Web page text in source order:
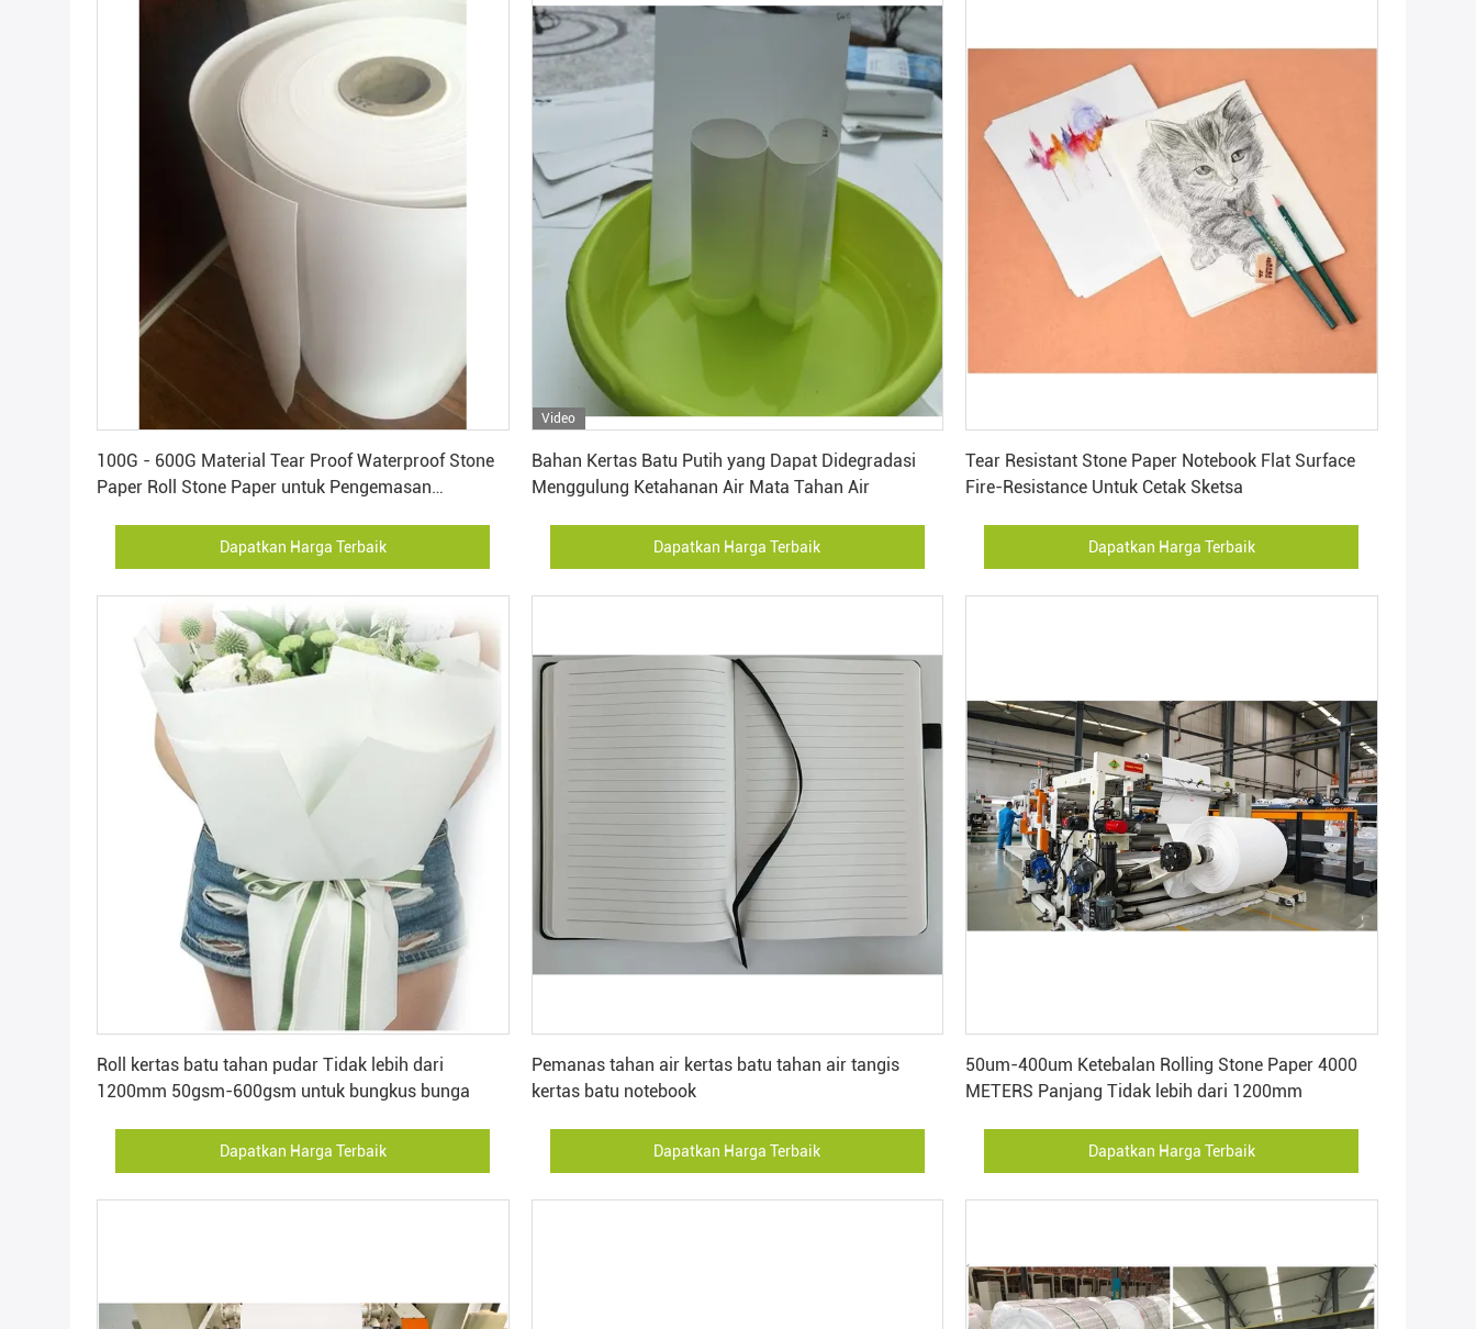
100G - 600G Material Tear Proof Waterproof Stone
Paper Roll Stone Paper untuk Pengemasan
Dapatkan Harga Terbaik
Video
Bahan Kertas Batu Putih yang Dapat Didegradasi
Menggulung Ketahanan Air Mata Tahan Air
Dapatkan Harga Terbaik
Tear Resistant Stone Paper Notebook Flat Surface
Fire-Resistance Untuk Cetak Sketsa
Dapatkan Harga Terbaik
Roll kertas batu tahan pudar Tidak lebih dari
1200mm 50gsm-600gsm untuk bungkus bunga
Dapatkan Harga Terbaik
Pemanas tahan air kertas batu tahan air tangis
kertas batu notebook
Dapatkan Harga Terbaik
50um-400um Ketebalan Rolling Stone Paper 4000
METERS Panjang Tidak lebih dari 1200mm
Dapatkan Harga Terbaik